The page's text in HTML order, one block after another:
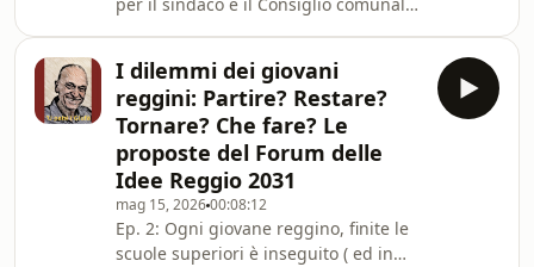
indi
non è tanto la vittoria del
centrodestra e di Francesco - detto
Ciccio-Cannizzaro, ampiamente
prevista dai sondaggi: la sorpresa sta
nelle dimensioni della sconfitta del
centrosinistra. Cannizzaro ha
distanziato il suo principale
concorrente, Mimmetto Ba
I dilemmi dei giovani
reggini: Partire? Restare?
Tornare? Che fare? Le
proposte del Forum delle
Idee Reggio 2031
mag 15, 202600:08:12
Ep. 2: Ogni giovane reggino, finite le
scuole superiori è inseguito ( ed in